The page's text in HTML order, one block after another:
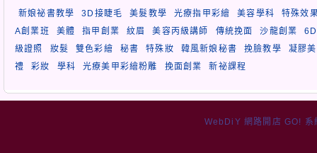
新娘祕書教學 3D接睫毛 美髮教學 光療指甲彩繪 美容學科
特殊效
A創業班
美體 指甲創業 紋眉 美容丙級講師 傳統挽面 沙龍創業
級證照
妝髮 雙色彩繪 秘書 特殊妝 韓風新娘秘書 挽臉教學
凝膠
禮
彩妝 學科 光療美甲彩繪粉雕 挽面創業 新祕課程
WebDiY 網路開店 GO! 系